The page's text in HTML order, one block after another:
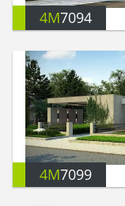
4M7094
4M7099